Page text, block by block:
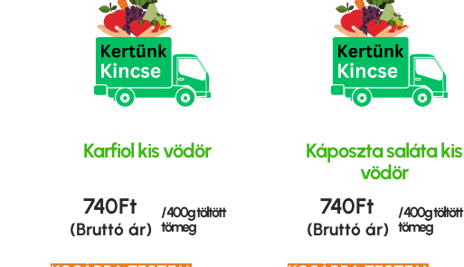
Karfiol kis vödör
740Ft
(Bruttó ár)
/ 400g töltött
tömeg
Káposzta saláta kis
vödör
740Ft
(Bruttó ár)
/ 400g töltött
tömeg